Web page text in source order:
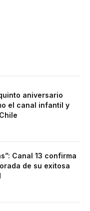
aniversario
el canal infantil y
Canal 13 confirma
de su exitosa